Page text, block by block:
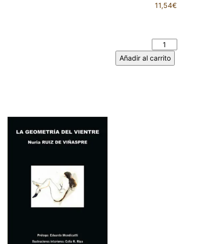
11,54€
Añadir al carrito